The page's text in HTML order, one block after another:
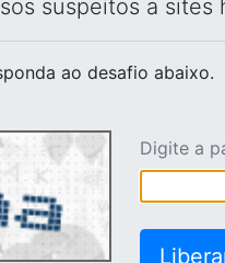
suspeitos a sites
ao desafio abaixo.
Digite a